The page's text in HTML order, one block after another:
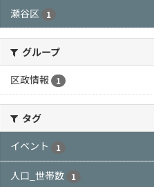
瀬谷区
1
グループ
区政情報
1
タグ
イベント
1
人口_世帯数 1